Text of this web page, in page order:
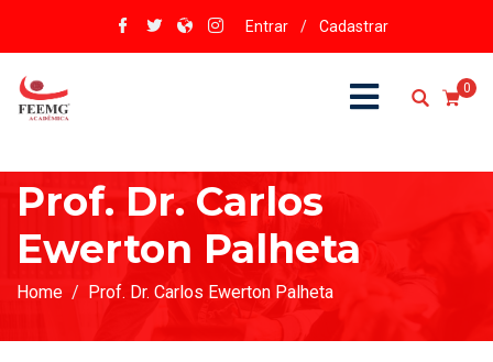
Entrar / Cadastrar
0
Prof. Dr. Carlos
Ewerton Palheta
Home Prof. Dr. Carlos Ewerton Palheta